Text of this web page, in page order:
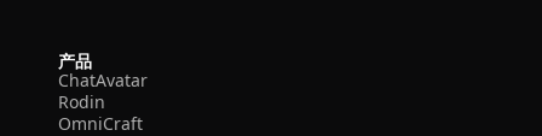
产品
ChatAvatar
Rodin
OmniCraft